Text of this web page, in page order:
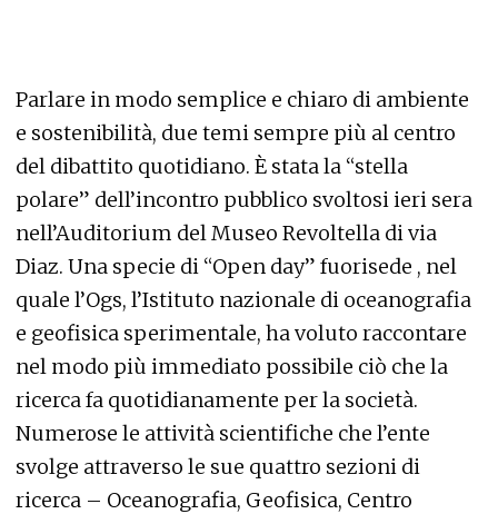
Parlare in modo semplice e chiaro di ambiente
e sostenibilità, due temi sempre più al centro
del dibattito quotidiano. È stata la “stella
polare” dell’incontro pubblico svoltosi ieri sera
nell’Auditorium del Museo Revoltella di via
Diaz. Una specie di “Open day” fuorisede , nel
quale l’Ogs, l’Istituto nazionale di oceanografia
e geofisica sperimentale, ha voluto raccontare
nel modo più immediato possibile ciò che la
ricerca fa quotidianamente per la società.
Numerose le attività scientifiche che l’ente
svolge attraverso le sue quattro sezioni di
ricerca – Oceanografia, Geofisica, Centro